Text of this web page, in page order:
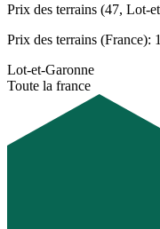
Prix des terrains (47, Lot-
Prix des terrains (France):
Lot-et-Garonne
Toute la france